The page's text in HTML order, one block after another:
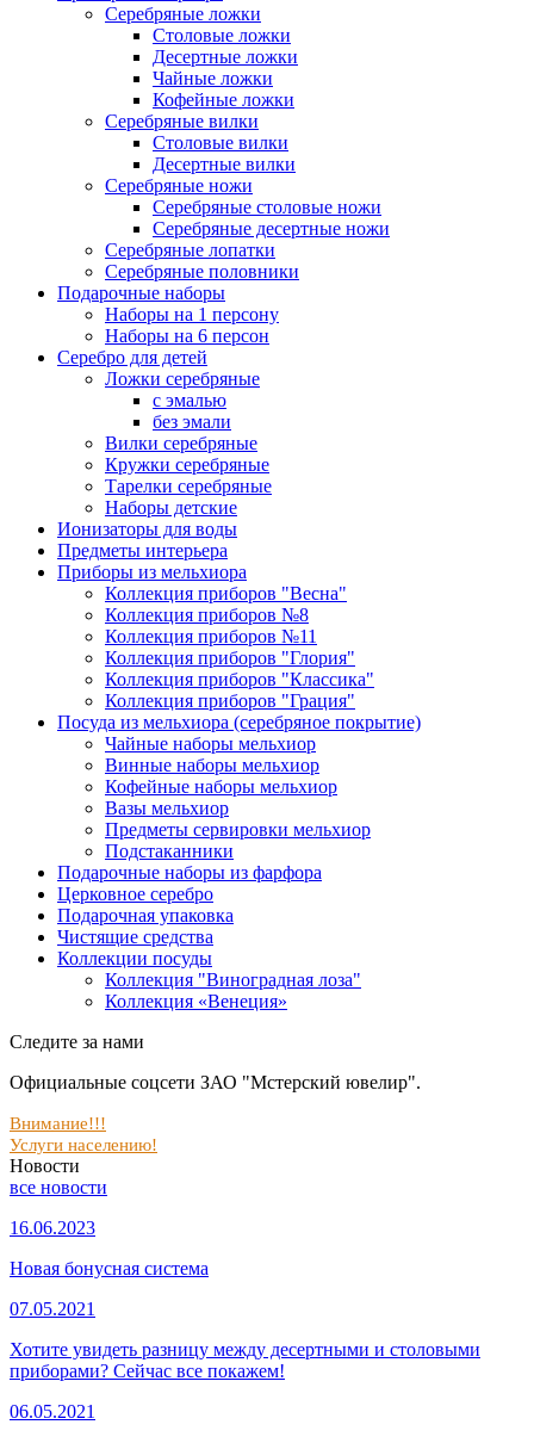
Серебряные ложки
Столовые ложки
Десертные ложки
Чайные ложки
Кофейные ложки
Серебряные вилки
Столовые вилки
Десертные вилки
Серебряные ножи
Серебряные столовые ножи
Серебряные десертные ножи
Серебряные лопатки
Серебряные половники
Подарочные наборы
Наборы на 1 персону
Наборы на 6 персон
Серебро для детей
Ложки серебряные
с эмалью
без эмали
Вилки серебряные
Кружки серебряные
Тарелки серебряные
Наборы детские
Ионизаторы для воды
Предметы интерьера
Приборы из мельхиора
Коллекция приборов "Весна"
Коллекция приборов №8
Коллекция приборов №11
Коллекция приборов "Глория"
Коллекция приборов "Классика"
Коллекция приборов "Грация"
Посуда из мельхиора (серебряное покрытие)
Чайные наборы мельхиор
Винные наборы мельхиор
Кофейные наборы мельхиор
Вазы мельхиор
Предметы сервировки мельхиор
Подстаканники
Подарочные наборы из фарфора
Церковное серебро
Подарочная упаковка
Чистящие средства
Коллекции посуды
Коллекция "Виноградная лоза"
Коллекция «Венеция»
Следите за нами
Официальные соцсети ЗАО "Мстерский ювелир".
Внимание!!!
Услуги населению!
Новости
все новости
16.06.2023
Новая бонусная система
07.05.2021
Хотите увидеть разницу между десертными и столовыми
приборами? Сейчас все покажем!
06.05.2021